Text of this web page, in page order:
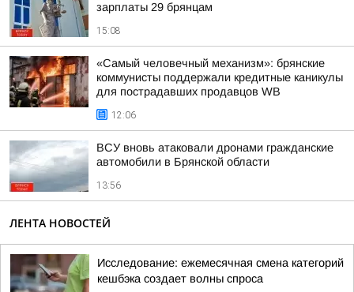
зарплаты 29 брянцам
15:08
«Самый человечный механизм»: брянские
коммунисты поддержали кредитные каникулы
для пострадавших продавцов WB
12:06
ВСУ вновь атаковали дронами гражданские
автомобили в Брянской области
13:56
ЛЕНТА НОВОСТЕЙ
Исследование: ежемесячная смена категорий
кешбэка создает волны спроса